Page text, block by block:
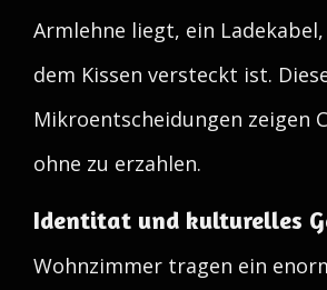
Armlehne liegt, ein
dem Kissen versteckt ist.
Mikroentscheidungen zeigen
ohne zu erzahlen.
Identitat und kulturelles
Wohnzimmer tragen ein